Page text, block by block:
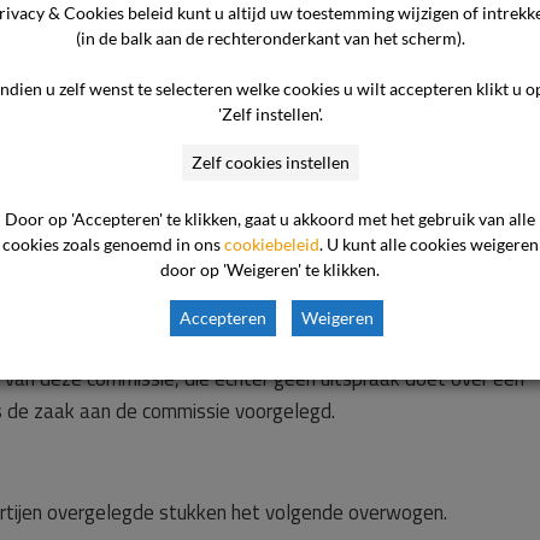
schadevergoeding. Klager verlangt een schadevergoeding
dat de zoon door die plaag is aangedaan. De zorgaanbieder
richtlijn te hebben waarop hij de hoogte van die
de commissie voorgelegd voor een bindend advies over de
de commissie naar de overgelegde stukken. In de kern
Cliënten van de zorgaanbieder. De
deze commissie, die echter geen uitspraak doet over een
zaak aan de commissie voorgelegd.
overgelegde stukken het volgende overwogen.
& Cookies beleid kunt u altijd uw toestemming wijzigen of
(in de balk aan de rechteronderkant van het scherm).
u zelf wenst te selecteren welke cookies u wilt accepteren klikt u
'Zelf instellen'.
Zelf cookies instellen
Door op 'Accepteren' te klikken, gaat u akkoord met het gebruik van alle
cookies zoals genoemd in onscookiebeleid. U kunt alle cookies weigeren
door op 'Weigeren' te klikken.
Accepteren Weigeren